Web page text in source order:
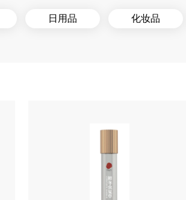
日用品 化妆品